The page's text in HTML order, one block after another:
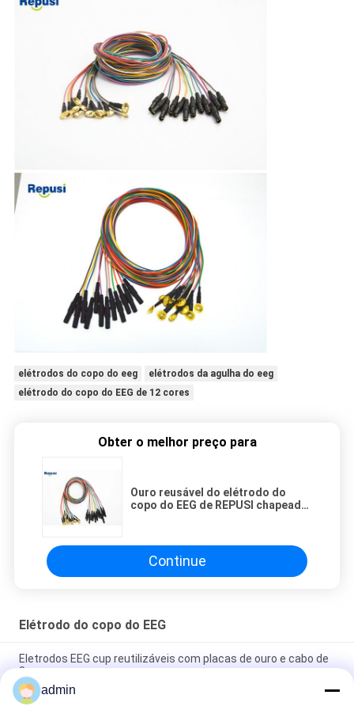
elétrodos do copo do eeg
elétrodos da agulha do eeg
elétrodo do copo do EEG de 12 cores
Obter o melhor preço para
Ouro reusável do elétrodo do
copo do EEG de REPUSI chapeado
Continue
Elétrodo do copo do EEG
Eletrodos EEG cup reutilizáveis com placas de ouro e cabo de
3 m
Elétrodos médicos do copo do EEG do revestimento do ouro
admin